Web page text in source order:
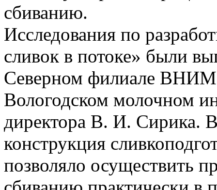
сбиванию.
Исследования по
сливок в потоке» были
Северном филиале
Вологодском молочном
директора В. И. Сирика. В
конструкция
позволяло осуществить